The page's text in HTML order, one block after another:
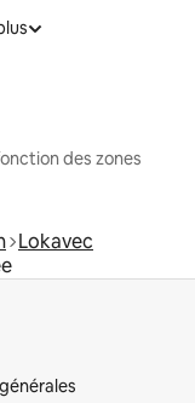
des zones
Lokavec